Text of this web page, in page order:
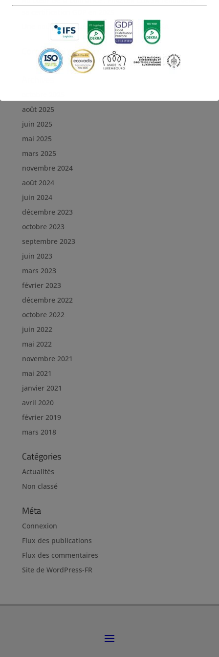
Une nouvelle prouesse pour PINZLER LUX SA
Commentaires récents
août 2025
juin 2025
mai 2025
mars 2025
novembre 2024
août 2024
juin 2024
décembre 2023
octobre 2023
septembre 2023
juin 2023
mars 2023
février 2023
décembre 2022
octobre 2022
juin 2022
mai 2022
novembre 2021
mai 2021
janvier 2021
avril 2020
février 2019
mars 2018
Catégories
Actualités
Non classé
Méta
Connexion
Flux des publications
Flux des commentaires
Site de WordPress-FR